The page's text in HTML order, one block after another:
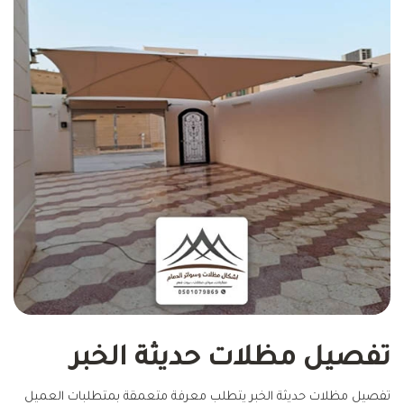
تفصيل مظلات حديثة الخبر
تفصيل مظلات حديثة الخبر يتطلب معرفة متعمقة بمتطلبات العميل